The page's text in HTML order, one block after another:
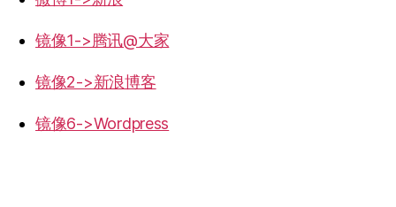
镜像1->腾讯@大家
镜像2->新浪博客
镜像6->Wordpress